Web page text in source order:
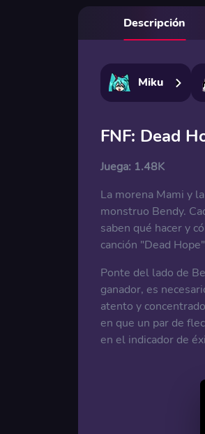
Descripción
Miku
FNF: Dead
Juega: 1.48K
La morena Mami y
monstruo Bendy.
saben qué hacer y
canción "Dead
Ponte del lado de
ganador, es
atento y
en que un par de
en el indicador de